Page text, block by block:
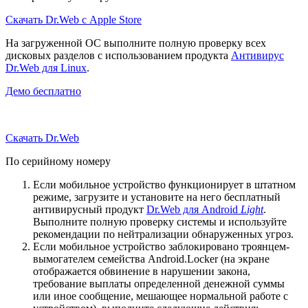
Скачать Dr.Web с Apple Store
На загруженной ОС выполните полную проверку всех
дисковых разделов с использованием продукта Антивирус
Dr.Web для Linux.
Демо бесплатно
Скачать Dr.Web
По серийному номеру
Если мобильное устройство функционирует в штатном
режиме, загрузите и установите на него бесплатный
антивирусный продукт Dr.Web для Android Light.
Выполните полную проверку системы и используйте
рекомендации по нейтрализации обнаруженных угроз.
Если мобильное устройство заблокировано троянцем-
вымогателем семейства Android.Locker (на экране
отображается обвинение в нарушении закона,
требование выплаты определенной денежной суммы
или иное сообщение, мешающее нормальной работе с